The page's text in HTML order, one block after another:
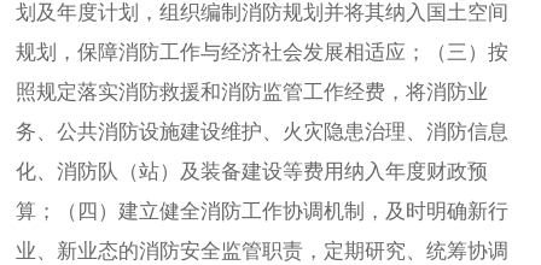
划及年度计划，组织编制消防规划并将其纳入国土空间
规划，保障消防工作与经济社会发展相适应；（三）按
照规定落实消防救援和消防监管工作经费，将消防业
务、公共消防设施建设维护、火灾隐患治理、消防信息
化、消防队（站）及装备建设等费用纳入年度财政预
算；（四）建立健全消防工作协调机制，及时明确新行
业、新业态的消防安全监管职责，定期研究、统筹协调